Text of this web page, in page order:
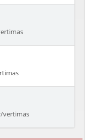
vertimas